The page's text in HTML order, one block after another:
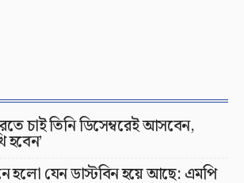
চাই তিনি ডিসেম্বরেই আসবেন,
হলো যেন ডাস্টবিন হয়ে আছে: এমপি